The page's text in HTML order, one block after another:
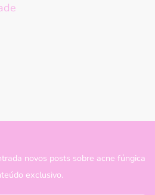
novos posts sobre acne fúngica
exclusivo.